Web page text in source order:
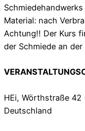
Material: nach
Achtung!! Der Kurs
der Schmiede an
HEi, Wörthstraße 42
Deutschland